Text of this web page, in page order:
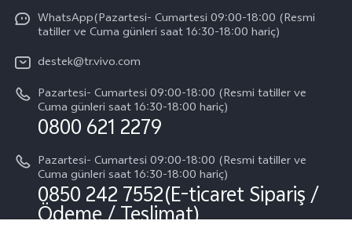
vivo X200 FE
Tüm Modeller
IMEI kimlik doğrulaması
Yedek Parçaların Fiyatı
Sistem Güncellemesi
Başlangıç ve Kullanım ​​Kılavuzu
Garanti Politikamız
Müşteri Hizmetleri Gizlilik Beyanı
vivo'da Kariyer
Basın
Yasal Bildirimler
Hakkımızda
Sürdürülebilirlik
vivo Gizlilik Merkezi
WhatsApp(Pazartesi- Cumartesi 09:00-18:00 (Resmi
tatiller ve Cuma günleri saat 16:30-18:00 hariç)
destek@tr.vivo.com
Pazartesi- Cumartesi 09:00-18:00 (Resmi tatiller ve
Cuma günleri saat 16:30-18:00 hariç)
0800 621 2279
Pazartesi- Cumartesi 09:00-18:00 (Resmi tatiller ve
Cuma günleri saat 16:30-18:00 hariç)
0850 242 7552(E-ticaret Sipariş /
Ödeme / Teslimat)